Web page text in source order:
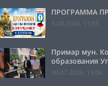
ПРОГРАММА
3-08-2026, 11:55
Примар мун.
образования
30-07-2026, 13:06